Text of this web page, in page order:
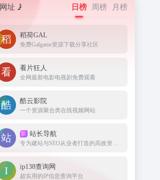
网址 日榜 周榜 月榜
稻荷GAL
免费Galgame资源下载分享社区
看片狂人
全网最新电影电视剧免费观看
酷云影院
一个资源聚合类在线视频网站
新 站长导航
ip138查询网
超实用的IP信息查询平台